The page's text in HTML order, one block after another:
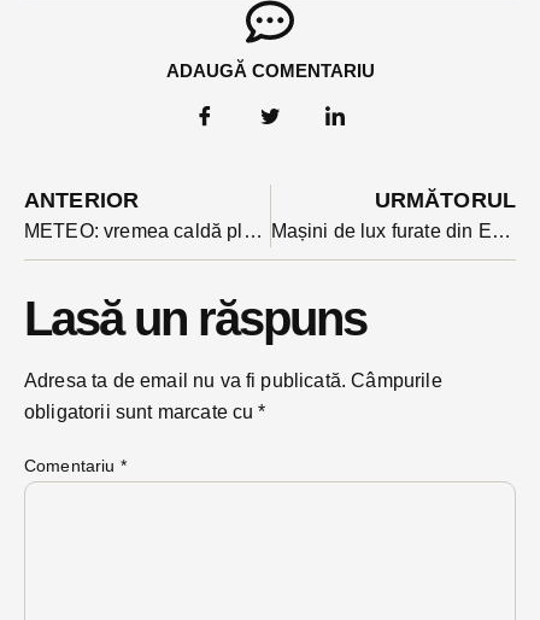
ADAUGĂ COMENTARIU
ANTERIOR
METEO: vremea caldă plus instabilitate spre seară este tabloul zilei de astăzi
URMĂTORUL
Mașini de lux furate din Europa, înmatriculate cu acte false în România. Percheziții DIICOT inclusiv în Bistrița-Năsăud
Lasă un răspuns
Adresa ta de email nu va fi publicată. Câmpurile
obligatorii sunt marcate cu*
Comentariu *